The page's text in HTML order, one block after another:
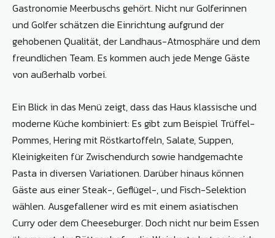
Gastronomie Meerbuschs gehört. Nicht nur Golferinnen
und Golfer schätzen die Einrichtung aufgrund der
gehobenen Qualität, der Landhaus-Atmosphäre und dem
freundlichen Team. Es kommen auch jede Menge Gäste
von außerhalb vorbei.
Ein Blick in das Menü zeigt, dass das Haus klassische und
moderne Küche kombiniert: Es gibt zum Beispiel Trüffel-
Pommes, Hering mit Röstkartoffeln, Salate, Suppen,
Kleinigkeiten für Zwischendurch sowie handgemachte
Pasta in diversen Variationen. Darüber hinaus können
Gäste aus einer Steak-, Geflügel-, und Fisch-Selektion
wählen. Ausgefallener wird es mit einem asiatischen
Curry oder dem Cheeseburger. Doch nicht nur beim Essen